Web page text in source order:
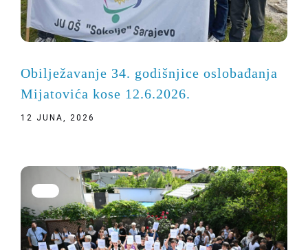
Obilježavanje 34. godišnjice oslobađanja
Mijatovića kose 12.6.2026.
12 JUNA, 2026